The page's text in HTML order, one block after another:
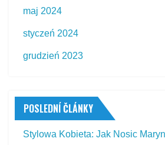
maj 2024
styczeń 2024
grudzień 2023
POSLEDNÍ ČLÁNKY
Stylowa Kobieta: Jak Nosic